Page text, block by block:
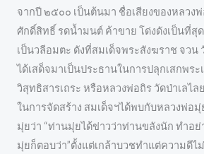
จากปี ๒๕๐๐ เป็นต้นมา ชื่อเสียงของหลวง
ศักดิ์สิทธิ์ รดน้ำมนต์ ค้าขาย โด่งดังเป็นที่สุ
เป็นวลีอมตะ ดังที่สมเด็จพระสังฆราช จวน
ได้เสด็จมาเป็นประธานในการปลุกเสกพร
วิสุทธิสารเถระ หรือหลวงพ่อถิร วัดป่าเลไล
ในการจัดสร้าง สมเด็จฯได้พบกับหลวงพ่อ
มุ่ยว่า “ท่านมุ่ยได้ข่าวว่าท่านขลังนัก ทำอย่
มุ่ยก็ตอบว่า”ตั้งแต่เกล้าบวชทำแต่ความดีไ